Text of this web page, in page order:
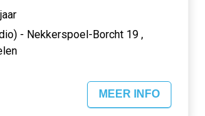
- Nekkerspoel-Borcht 19 ,
MEER INFO